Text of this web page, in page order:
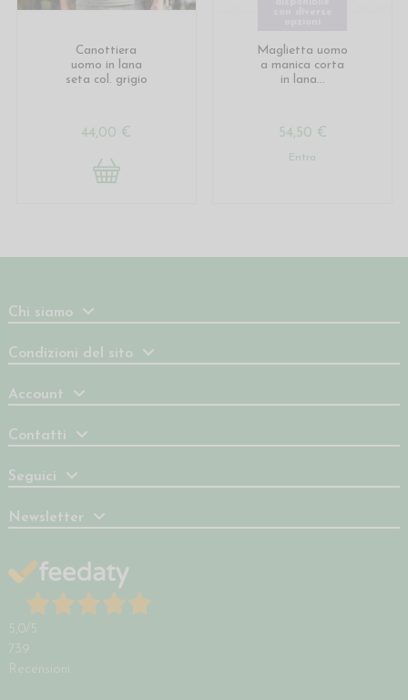
Canottiera
uomo in lana
seta col. grigio
44,00 €
Maglietta uomo
a manica corta
in lana...
54,50 €
Entra
Chi siamo
Condizioni del sito
Account
Contatti
Seguici
Newsletter
5,0 /5
739
Recensioni